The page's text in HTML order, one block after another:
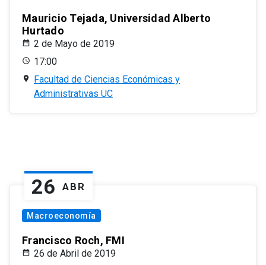
Mauricio Tejada, Universidad Alberto
Hurtado
2 de Mayo de 2019
17:00
Facultad de Ciencias Económicas y
Administrativas UC
26 ABR
Macroeconomía
Francisco Roch, FMI
26 de Abril de 2019